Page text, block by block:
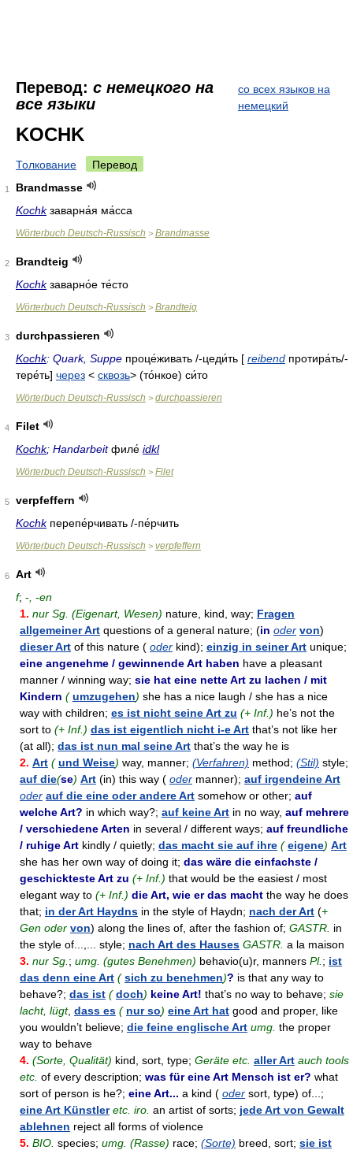
Перевод: с немецкого на
все языки
со всех языков на
немецкий
KOCHK
Толкование Перевод
1
Brandmasse
Kochk заварна́я ма́сса
Wörterbuch Deutsch-Russisch > Brandmasse
2
Brandteig
Kochk заварно́е те́сто
Wörterbuch Deutsch-Russisch > Brandteig
3
durchpassieren
Kochk: Quark, Suppe проце́живать /-цеди́ть [ reibend протира́ть/-
тере́ть] через < сквозь> (то́нкое) си́то
Wörterbuch Deutsch-Russisch > durchpassieren
4
Filet
Kochk; Handarbeit филе́ idkl
Wörterbuch Deutsch-Russisch > Filet
5
verpfeffern
Kochk перепе́рчивать /-пе́рчить
Wörterbuch Deutsch-Russisch > verpfeffern
6
Art
f; - , -en
1. nur Sg. (Eigenart, Wesen) nature, kind, way; Fragen
allgemeiner Art questions of a general nature; (in oder von)
dieser Art of this nature ( oder kind); einzig in seiner Art unique;
eine angenehme / gewinnende Art haben have a pleasant
manner / winning way; sie hat eine nette Art zu lachen / mit
Kindern ( umzugehen) she has a nice laugh / she has a nice
way with children; es ist nicht seine Art zu (+ Inf.) he’s not the
sort to (+ Inf.) das ist eigentlich nicht i-e Art that’s not like her
(at all); das ist nun mal seine Art that’s the way he is
2. Art ( und Weise) way, manner; (Verfahren) method; (Stil) style;
auf die(se) Art (in) this way ( oder manner); auf irgendeine Art
oder auf die eine oder andere Art somehow or other; auf
welche Art? in which way?; auf keine Art in no way, auf mehrere
/ verschiedene Arten in several / different ways; auf freundliche
/ ruhige Art kindly / quietly; das macht sie auf ihre ( eigene) Art
she has her own way of doing it; das wäre die einfachste /
geschickteste Art zu (+ Inf.) that would be the easiest / most
elegant way to (+ Inf.) die Art, wie er das macht the way he does
that; in der Art Haydns in the style of Haydn; nach der Art (+
Gen oder von) along the lines of, after the fashion of; GASTR. in
the style of...,... style; nach Art des Hauses GASTR. а la maison
3. nur Sg. ; umg. (gutes Benehmen) behavio(u)r, manners Pl. ; ist
das denn eine Art ( sich zu benehmen)? is that any way to
behave?; das ist ( doch) keine Art! that’s no way to behave; sie
lacht, lügt, dass es ( nur so) eine Art hat good and proper, like
you wouldn’t believe; die feine englische Art umg. the proper
way to behave
4. (Sorte, Qualität) kind, sort, type; Geräte etc. aller Art auch tools
etc. of every description; was für eine Art Mensch ist er? what
sort of person is he?; eine Art... a kind ( oder sort, type) of...;
eine Art Künstler etc. iro. an artist of sorts; jede Art von Gewalt
ablehnen reject all forms of violence
5. BIO. species; umg. (Rasse) race; (Sorte) breed, sort; sie ist